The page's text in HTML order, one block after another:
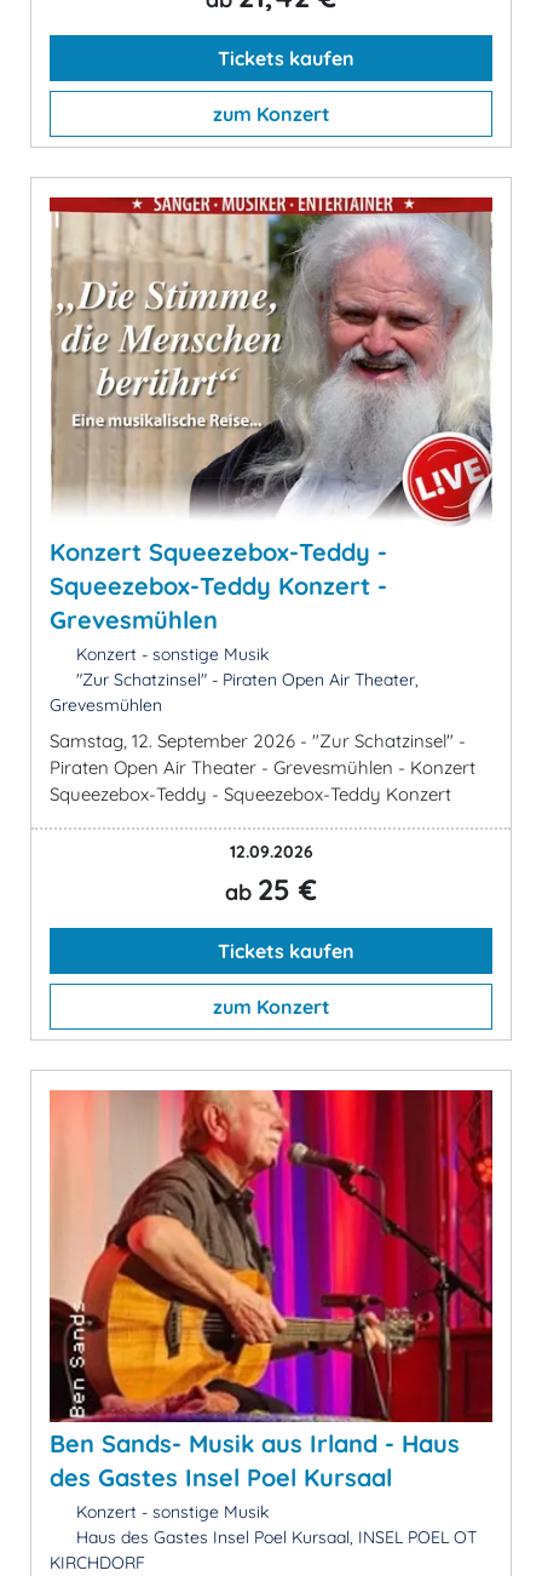
Tickets kaufen
zum Konzert
Konzert Squeezebox-Teddy -
Squeezebox-Teddy Konzert -
Grevesmühlen
Konzert - sonstige Musik
"Zur Schatzinsel" - Piraten Open Air Theater,
Grevesmühlen
Samstag, 12. September 2026 - "Zur Schatzinsel" -
Piraten Open Air Theater - Grevesmühlen - Konzert
Squeezebox-Teddy - Squeezebox-Teddy Konzert
12.09.2026
ab 25 €
Tickets kaufen
zum Konzert
Ben Sands- Musik aus Irland - Haus
des Gastes Insel Poel Kursaal
Konzert - sonstige Musik
Haus des Gastes Insel Poel Kursaal, INSEL POEL OT
KIRCHDORF